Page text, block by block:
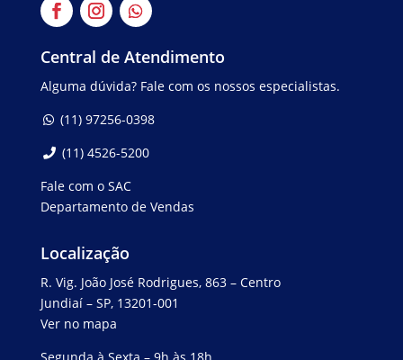
Central de Atendimento
Alguma dúvida? Fale com os nossos especialistas.
(11) 97256-0398
(11) 4526-5200
Fale com o SAC
Departamento de Vendas
Localização
R. Vig. João José Rodrigues, 863 – Centro
Jundiaí – SP, 13201-001
Ver no mapa